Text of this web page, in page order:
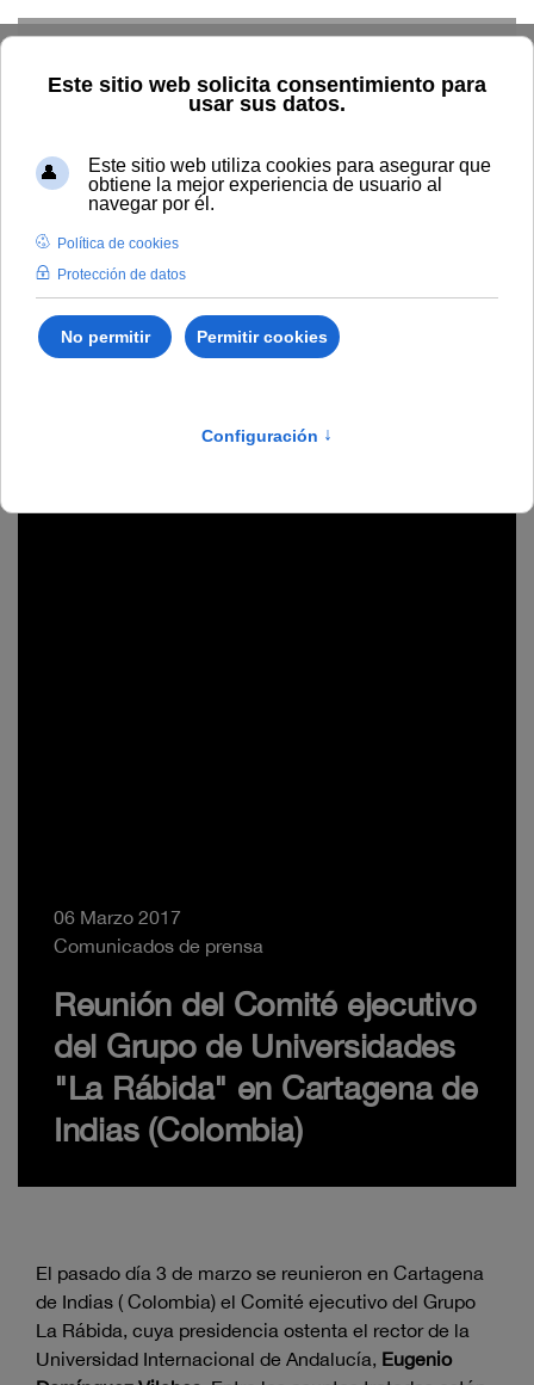
06 Marzo 2017
Comunicados de prensa
Reunión del Comité ejecutivo
del Grupo de Universidades
"La Rábida" en Cartagena de
Indias (Colombia)
El pasado día 3 de marzo se reunieron en Cartagena
de Indias ( Colombia) el Comité ejecutivo del Grupo
La Rábida, cuya presidencia ostenta el rector de la
Universidad Internacional de Andalucía, Eugenio